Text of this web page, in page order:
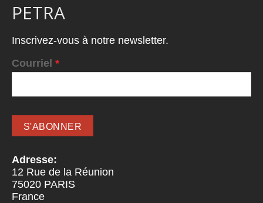
PETRA
Inscrivez-vous à notre newsletter.
Courriel *
Adresse:
12 Rue de la Réunion
75020 PARIS
France